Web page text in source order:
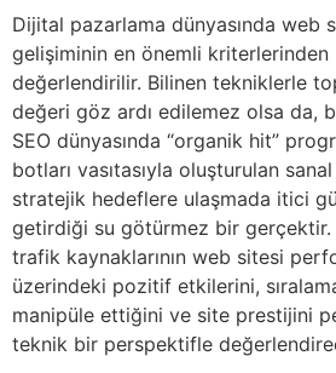
Dijital pazarlama dünyasında web
gelişiminin en önemli
değerlendirilir. Bilinen tekniklerle
değeri göz ardı edilemez olsa da,
SEO dünyasında “organik hit”
botları vasıtasıyla oluşturulan
stratejik hedeflere ulaşmada itici
getirdiği su götürmez bir gerçektir.
trafik kaynaklarının web sitesi
üzerindeki pozitif etkilerini,
manipüle ettiğini ve site prestijini
teknik bir perspektifle